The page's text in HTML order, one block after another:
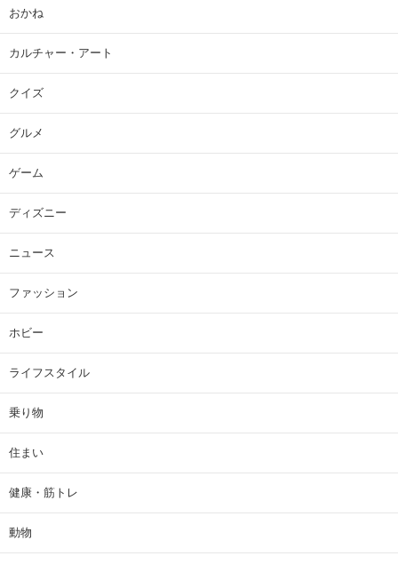
おかね
カルチャー・アート
クイズ
グルメ
ゲーム
ディズニー
ニュース
ファッション
ホビー
ライフスタイル
乗り物
住まい
健康・筋トレ
動物